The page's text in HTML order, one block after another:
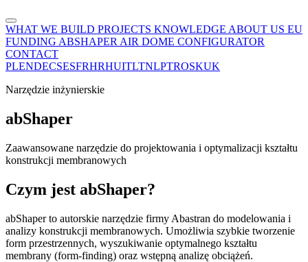
WHAT WE BUILD PROJECTS KNOWLEDGE ABOUT US EU
FUNDING ABSHAPER AIR DOME CONFIGURATOR
CONTACT
PLENDECSESFRHRHUITLTNLPTROSKUK
Narzędzie inżynierskie
abShaper
Zaawansowane narzędzie do projektowania i optymalizacji kształtu
konstrukcji membranowych
Czym jest abShaper?
abShaper to autorskie narzędzie firmy Abastran do modelowania i
analizy konstrukcji membranowych. Umożliwia szybkie tworzenie
form przestrzennych, wyszukiwanie optymalnego kształtu
membrany (form-finding) oraz wstępną analizę obciążeń.